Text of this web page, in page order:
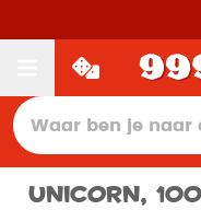
Unicorn,